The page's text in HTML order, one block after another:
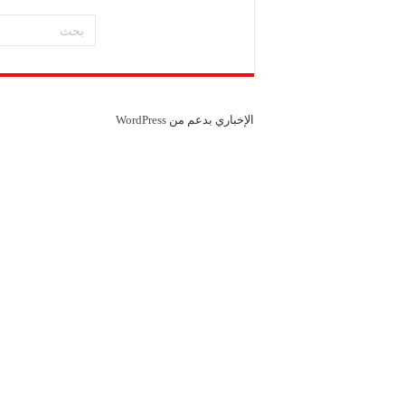
الإخباري بدعم من WordPress